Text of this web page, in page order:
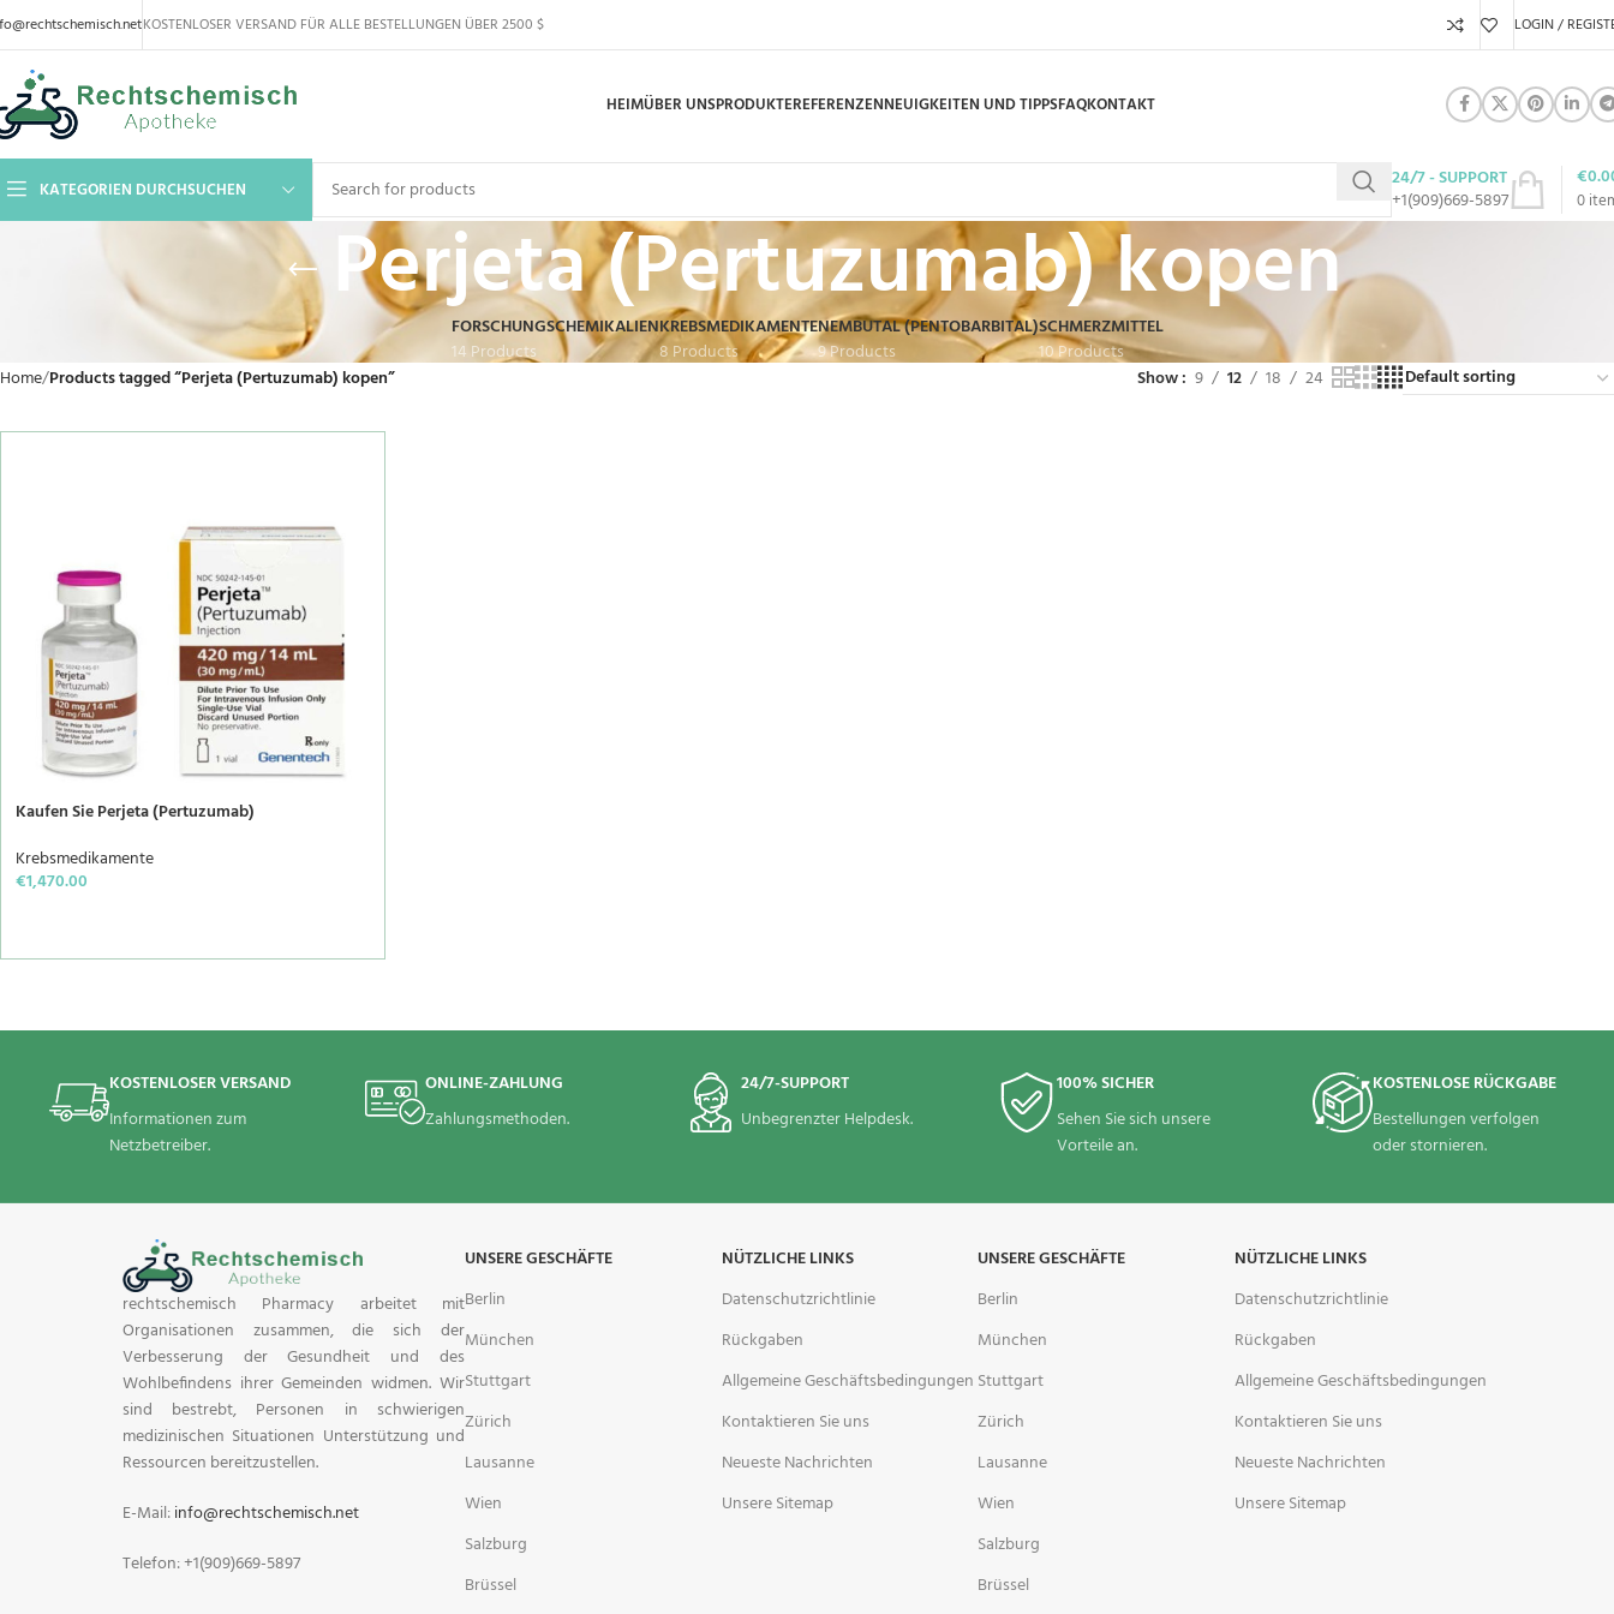
KOSTENLOSER VERSAND FÜR ALLE BESTELLUNGEN ÜBER 2500 $ LOGIN /
HEIMÜBER UNSPRODUKTEREFERENZENNEUIGKEITEN UND TIPPSFAQKONTAKT
KATEGORIEN DURCHSUCHEN
24/7 - SUPPORT
+1(909)669-5897
0
€
Perjeta (Pertuzumab) kopen
FORSCHUNGSCHEMIKALIEN
14 Products
KREBSMEDIKAMENTE
8 Products
NEMBUTAL (PENTOBARBITAL)
9 Products
SCHMERZMITTEL
10 Products
Home Products tagged “Perjeta (Pertuzumab) kopen” Show 9 12 18 24
Kaufen Sie Perjeta (Pertuzumab)
Krebsmedikamente
€1,470.00
KOSTENLOSER VERSAND
Informationen zum
Netzbetreiber.
ONLINE-ZAHLUNG
Zahlungsmethoden.
24/7-SUPPORT
Unbegrenzter Helpdesk.
100% SICHER
Sehen Sie sich unsere
Vorteile an.
KOSTENLOSE RÜCKGABE
Bestellungen verfolgen
oder stornieren.
UNSERE GESCHÄFTE
Berlin
München
Stuttgart
Zürich
Lausanne
Wien
Salzburg
Brüssel
NÜTZLICHE LINKS
Datenschutzrichtlinie
Rückgaben
Allgemeine Geschäftsbedingungen
Kontaktieren Sie uns
Neueste Nachrichten
Unsere Sitemap
UNSERE GESCHÄFTE
Berlin
München
Stuttgart
Zürich
Lausanne
Wien
Salzburg
Brüssel
NÜTZLICHE LINKS
Datenschutzrichtlinie
Rückgaben
Allgemeine Geschäftsbedingungen
Kontaktieren Sie uns
Neueste Nachrichten
Unsere Sitemap
rechtschemisch Pharmacy arbeitet mit
Organisationen zusammen, die sich der
Verbesserung der Gesundheit und des
Wohlbefindens ihrer Gemeinden widmen. Wir
sind bestrebt, Personen in schwierigen
medizinischen Situationen Unterstützung und
Ressourcen bereitzustellen.
E-Mail:info@rechtschemisch.net
Telefon: +1(909)669-5897